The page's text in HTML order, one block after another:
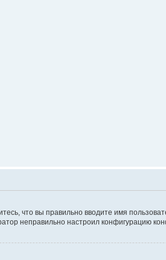
что вы правильно вводите имя
неправильно настроил конфигурацию